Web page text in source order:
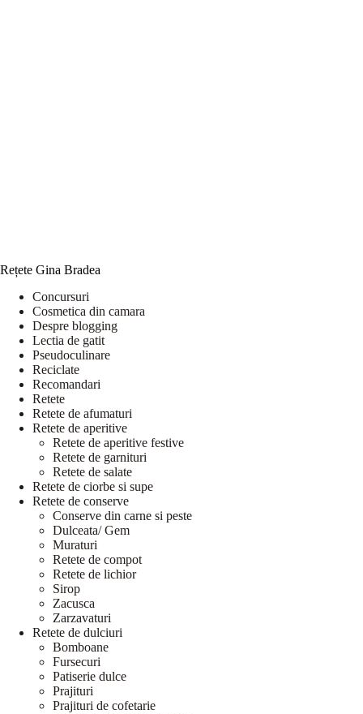
Rețete Gina Bradea
Concursuri
Cosmetica din camara
Despre blogging
Lectia de gatit
Pseudoculinare
Reciclate
Recomandari
Retete
Retete de afumaturi
Retete de aperitive
Retete de aperitive festive
Retete de garnituri
Retete de salate
Retete de ciorbe si supe
Retete de conserve
Conserve din carne si peste
Dulceata/ Gem
Muraturi
Retete de compot
Retete de lichior
Sirop
Zacusca
Zarzavaturi
Retete de dulciuri
Bomboane
Fursecuri
Patiserie dulce
Prajituri
Prajituri de cofetarie